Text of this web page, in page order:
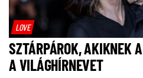
LOVE
SZTÁRPÁROK, AKIKNEK
A VILÁGHÍRNEVET